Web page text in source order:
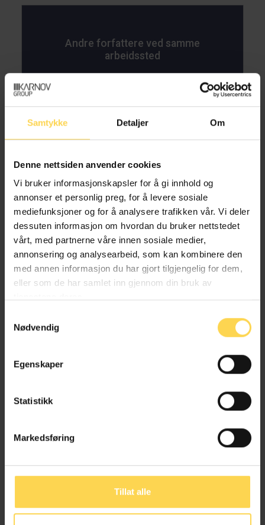
Samtykke Detaljer Om
Denne nettsiden anvender cookies
Vi bruker informasjonskapsler for å gi innhold og
annonser et personlig preg, for å levere sosiale
mediefunksjoner og for å analysere trafikken vår. Vi deler
dessuten informasjon om hvordan du bruker nettstedet
vårt, med partnerne våre innen sosiale medier,
annonsering og analysearbeid, som kan kombinere den
med annen informasjon du har gjort tilgjengelig for dem,
eller som de har samlet inn gjennom din bruk av
Nødvendig
Egenskaper
Statistikk
Markedsføring
Tillat alle
Andre forfattere ved samme
arbeidssted
Fredrik Lilleaas Ellingsen
Partner, advokat, Advokatfirmaet Selmer AS
Amanda Hoset
Advokatfullmektig, Advokatfirmaet Selmer AS
Fast advokat / Fagleder IP, Advokatfirmaet Selmer AS
Senioradvokat, Advokatfirmaet Selmer AS